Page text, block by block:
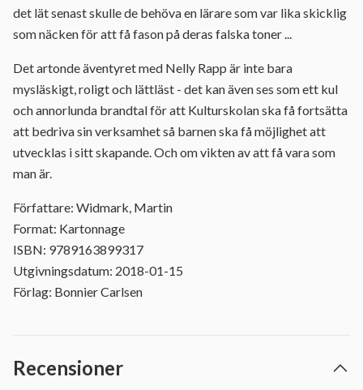
det lät senast skulle de behöva en lärare som var lika skicklig
som näcken för att få fason på deras falska toner ...
Det artonde äventyret med Nelly Rapp är inte bara
mysläskigt, roligt och lättläst - det kan även ses som ett kul
och annorlunda brandtal för att Kulturskolan ska få fortsätta
att bedriva sin verksamhet så barnen ska få möjlighet att
utvecklas i sitt skapande. Och om vikten av att få vara som
man är.
Författare: Widmark, Martin
Format: Kartonnage
ISBN: 9789163899317
Utgivningsdatum: 2018-01-15
Förlag: Bonnier Carlsen
Recensioner